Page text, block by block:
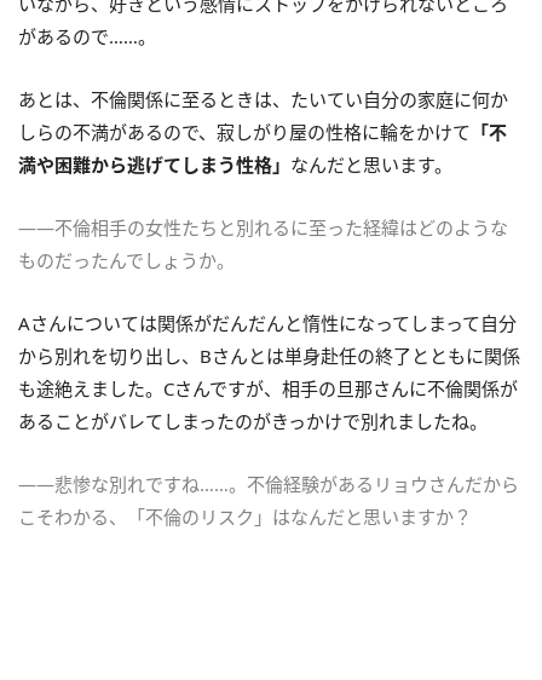
があるので……。
あとは、不倫関係に至るときは、たいてい自分の家庭に何か
しらの不満があるので、寂しがり屋の性格に輪をかけて 「不
満や困難から逃げてしまう性格」 なんだと思います。
――不倫相手の女性たちと別れるに至った経緯はどのような
ものだったんでしょうか。
Aさんについては関係がだんだんと惰性になってしまって自分
から別れを切り出し、Bさんとは単身赴任の終了とともに関係
も途絶えました。Cさんですが、相手の旦那さんに不倫関係が
あることがバレてしまったのがきっかけで別れましたね。
――悲惨な別れですね……。不倫経験があるリョウさんだから
こそわかる、「不倫のリスク」はなんだと思いますか？